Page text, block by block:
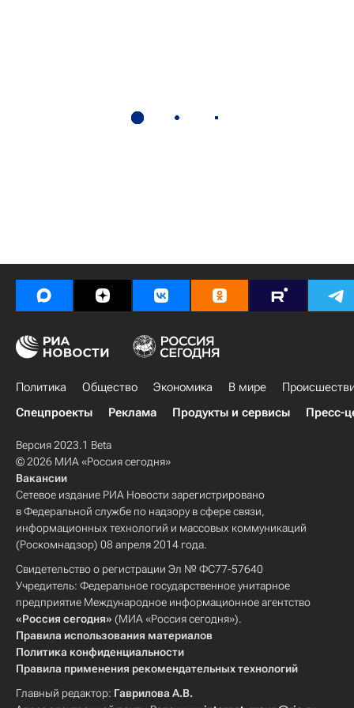
Политика Общество Экономика В мире
Спецпроекты
Реклама Продукты и сервисы Пресс-
Версия 2023.1 Beta
© 2026 МИА «Россия сегодня»
Вакансии
Сетевое издание РИА Новости зарегистрировано
в Федеральной службе по надзору в сфере связи,
информационных технологий и массовых коммуникаций
(Роскомнадзор) 08 апреля 2014 года.
Свидетельство о регистрации Эл № ФС77-57640
Учредитель: Федеральное государственное унитарное
предприятие Международное информационное агентство
«Россия сегодня» (МИА «Россия сегодня»).
Правила использования материалов
Политика конфиденциальности
Правила применения рекомендательных технологий
Главный редактор: Гаврилова А.В.